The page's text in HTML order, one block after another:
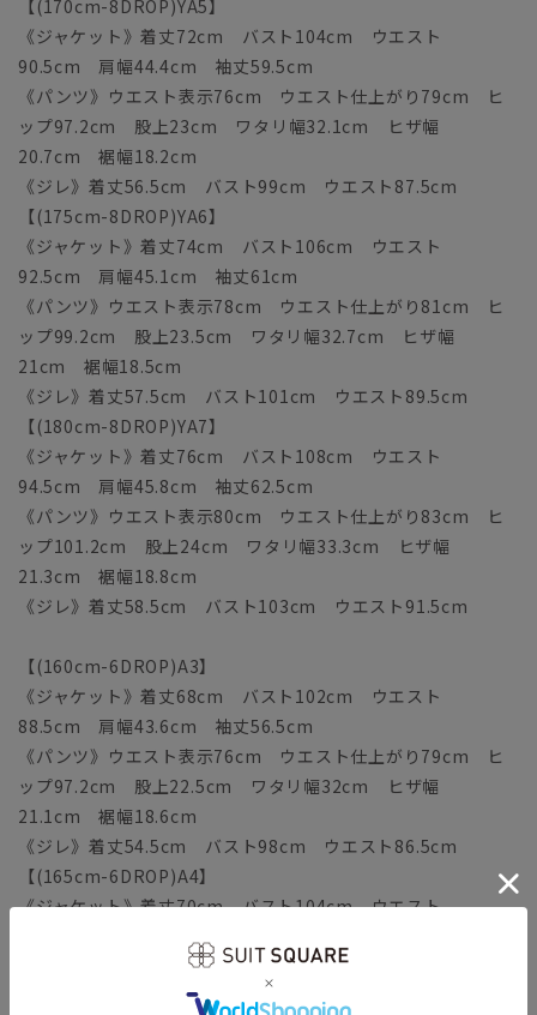
【(170cm-8DROP)YA5】
《ジャケット》着丈72cm バスト104cm ウエスト
90.5cm 肩幅44.4cm 袖丈59.5cm
《パンツ》ウエスト表示76cm ウエスト仕上がり79cm ヒ
ップ97.2cm 股上23cm ワタリ幅32.1cm ヒザ幅
20.7cm 裾幅18.2cm
《ジレ》着丈56.5cm バスト99cm ウエスト87.5cm
【(175cm-8DROP)YA6】
《ジャケット》着丈74cm バスト106cm ウエスト
92.5cm 肩幅45.1cm 袖丈61cm
《パンツ》ウエスト表示78cm ウエスト仕上がり81cm ヒ
ップ99.2cm 股上23.5cm ワタリ幅32.7cm ヒザ幅
21cm 裾幅18.5cm
《ジレ》着丈57.5cm バスト101cm ウエスト89.5cm
【(180cm-8DROP)YA7】
《ジャケット》着丈76cm バスト108cm ウエスト
94.5cm 肩幅45.8cm 袖丈62.5cm
《パンツ》ウエスト表示80cm ウエスト仕上がり83cm ヒ
ップ101.2cm 股上24cm ワタリ幅33.3cm ヒザ幅
21.3cm 裾幅18.8cm
《ジレ》着丈58.5cm バスト103cm ウエスト91.5cm
【(160cm-6DROP)A3】
《ジャケット》着丈68cm バスト102cm ウエスト
88.5cm 肩幅43.6cm 袖丈56.5cm
《パンツ》ウエスト表示76cm ウエスト仕上がり79cm ヒ
ップ97.2cm 股上22.5cm ワタリ幅32cm ヒザ幅
21.1cm 裾幅18.6cm
《ジレ》着丈54.5cm バスト98cm ウエスト86.5cm
【(165cm-6DROP)A4】
《ジャケット》着丈70cm バスト104cm ウエスト
90.5cm 肩幅44.3cm 袖丈58cm
《パンツ》ウエスト表示78cm ウエスト仕上がり81cm ヒ
ップ99.2cm 股上23cm ワタリ幅32.6cm ヒザ幅